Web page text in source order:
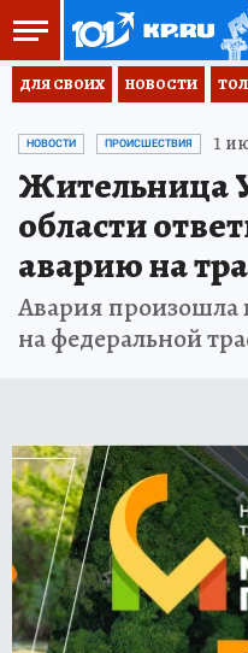
ДЛЯ СВОИХ НОВОСТИ
НОВОСТИ ПРОИСШЕСТВИЯ 1
Жительница
области
аварию на
Авария произошла
на федеральной